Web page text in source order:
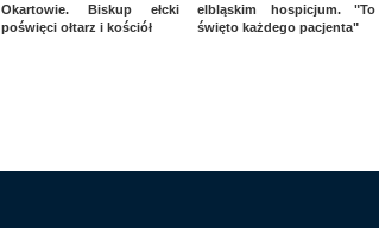
Okartowie. Biskup ełcki
poświęci ołtarz i kościół
elbląskim hospicjum. "To
święto każdego pacjenta"